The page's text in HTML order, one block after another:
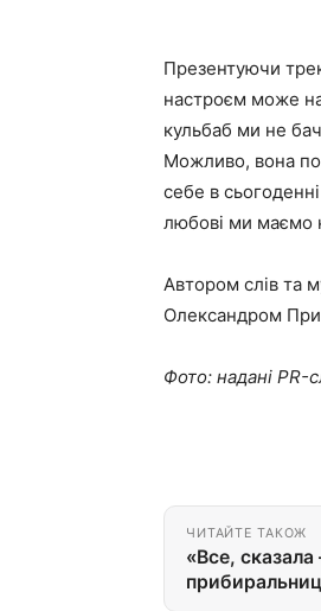
Презентуючи
настроєм може
кульбаб ми не
Можливо, вона
себе в
любові ми маємо
Автором слів та
Олександром
Фото: надані
ЧИТАЙТЕ ТАКОЖ
«Все,